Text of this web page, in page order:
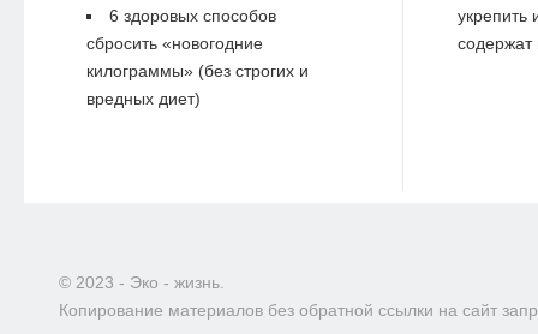
6 здоровых способов
сбросить «новогодние
килограммы» (без строгих и
вредных диет)
укрепить
содержат
© 2023 - Эко - жизнь.
Копирование материалов без обратной ссылки на сайт